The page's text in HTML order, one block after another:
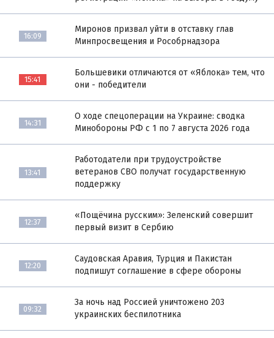
16:09
Миронов призвал уйти в отставку глав
Минпросвещения и Рособрнадзора
15:41
Большевики отличаются от «Яблока» тем, что
они - победители
14:31
О ходе спецоперации на Украине: сводка
Минобороны РФ с 1 по 7 августа 2026 года
13:41
Работодатели при трудоустройстве
ветеранов СВО получат государственную
поддержку
12:37
«Пощёчина русским»: Зеленский совершит
первый визит в Сербию
12:20
Саудовская Аравия, Турция и Пакистан
подпишут соглашение в сфере обороны
09:32
За ночь над Россией уничтожено 203
украинских беспилотника